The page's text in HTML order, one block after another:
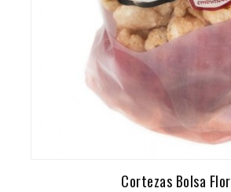
Cortezas Bolsa Flor